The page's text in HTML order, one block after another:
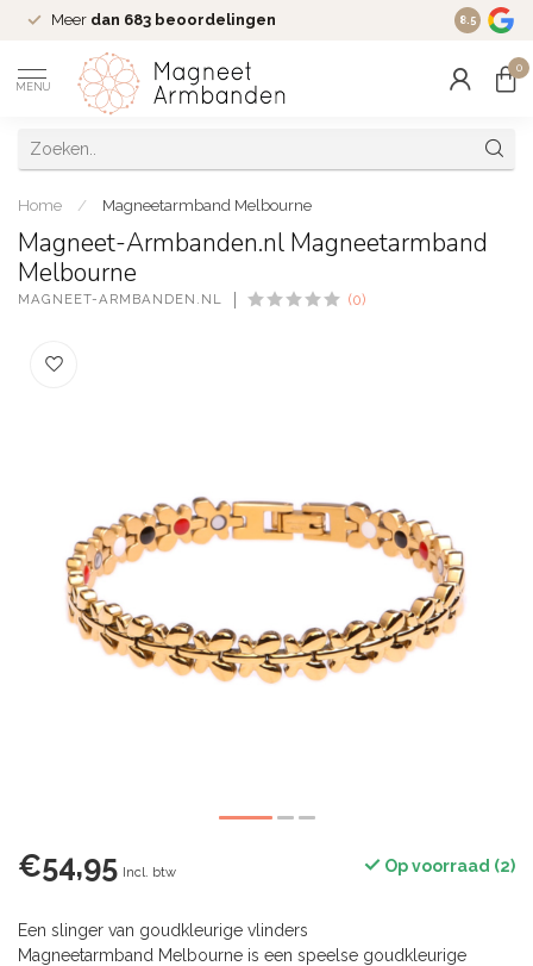
Meer dan 683 beoordelingen 8.5
MENU
0
Home / Magneetarmband Melbourne
Magneet-Armbanden.nl Magneetarmband
Melbourne
MAGNEET-ARMBANDEN.NL (0)
€54,95 Incl. btw Op voorraad (2)
Een slinger van goudkleurige vlinders
Magneetarmband Melbourne is een speelse goudkleurige